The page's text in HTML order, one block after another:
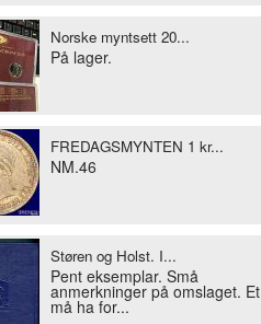
Norske myntsett 20...
På lager.
FREDAGSMYNTEN 1 kr...
NM.46
Støren og Holst. I...
Pent eksemplar. Små
anmerkninger på omslaget. Et
må ha for...